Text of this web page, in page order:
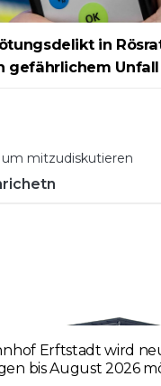
in
gefährlichem
um mitzudiskutieren
Erftstadt wird
bis August 2026